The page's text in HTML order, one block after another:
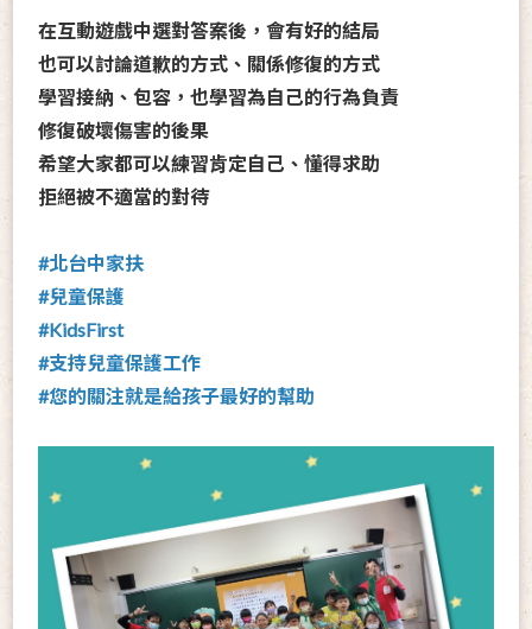
在互動遊戲中選對答案後，會有好的結局
也可以討論道歉的方式、關係修復的方式
學習接納、包容，也學習為自己的行為負責
修復破壞傷害的後果
希望大家都可以練習肯定自己、懂得求助
拒絕被不適當的對待
#北台中家扶
#兒童保護
#KidsFirst
#支持兒童保護工作
#您的關注就是給孩子最好的幫助